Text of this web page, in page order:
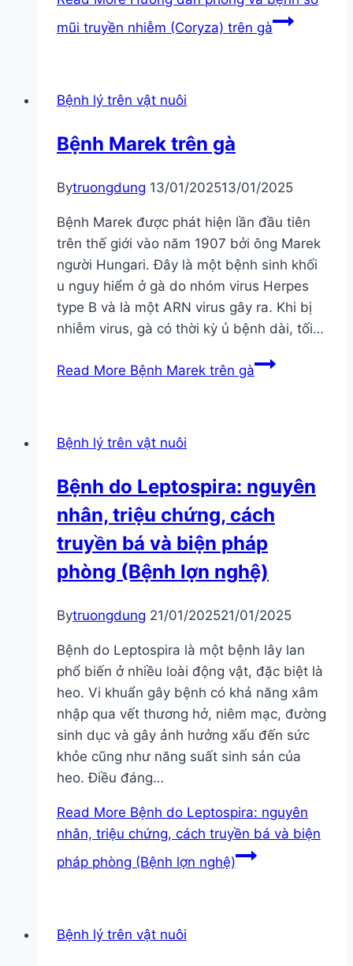
mũi truyền nhiễm (Coryza) trên gà
Bệnh lý trên vật nuôi
Bệnh Marek trên gà
Bytruongdung 13/01/202513/01/2025
Bệnh Marek được phát hiện lần đầu tiên
trên thế giới vào năm 1907 bởi ông Marek
người Hungari. Đây là một bệnh sinh khối
u nguy hiểm ở gà do nhóm virus Herpes
type B và là một ARN virus gây ra. Khi bị
nhiễm virus, gà có thời kỳ ủ bệnh dài, tối…
Read More Bệnh Marek trên gà
Bệnh lý trên vật nuôi
Bệnh do Leptospira: nguyên
nhân, triệu chứng, cách
truyền bá và biện pháp
phòng (Bệnh lợn nghệ)
Bytruongdung 21/01/202521/01/2025
Bệnh do Leptospira là một bệnh lây lan
phổ biến ở nhiều loài động vật, đặc biệt là
heo. Vi khuẩn gây bệnh có khả năng xâm
nhập qua vết thương hở, niêm mạc, đường
sinh dục và gây ảnh hưởng xấu đến sức
khỏe cũng như năng suất sinh sản của
heo. Điều đáng…
Read More Bệnh do Leptospira: nguyên
nhân, triệu chứng, cách truyền bá và biện
pháp phòng (Bệnh lợn nghệ)
Bệnh lý trên vật nuôi